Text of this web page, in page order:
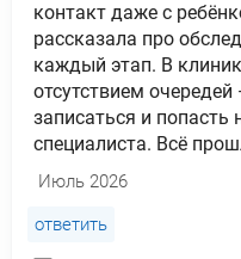
контакт даже с
рассказала про
каждый этап. В
отсутствием
записаться и попасть
специалиста. Всё
Июль 2026
ответить